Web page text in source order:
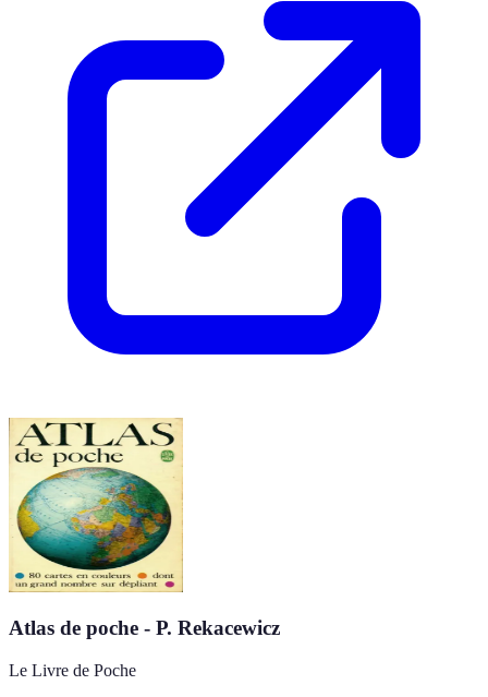
Atlas de poche - P. Rekacewicz
Le Livre de Poche